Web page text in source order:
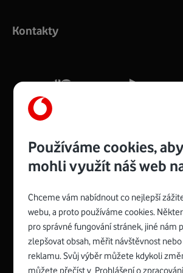
silný signál pro celou domácnost.
Více o COMPAL CH7465VF
Zyxel VMG8623-T50B:
Rozměry modemu jsou 16 x 22 x 7,5 cm
a nabízí 4 gigabitové LAN porty a
Spojte se s
Kontakty
Používáme cookies,
mohli využít náš web
Chceme vám nabídnout co nejlepší
webu, a proto používáme cookies.
pro správné fungování stránek, jiné nám
zlepšovat obsah, měřit návštěvnost
reklamu. Svůj výběr můžete kdykoli
můžete přečíst v Prohlášení o